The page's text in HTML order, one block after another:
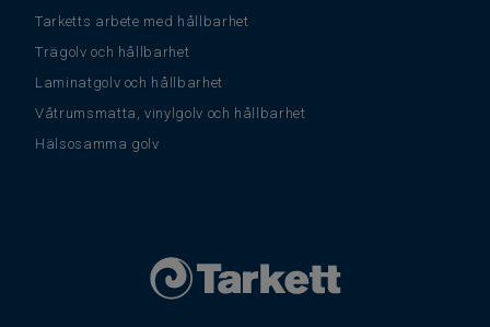
Tarketts arbete med hållbarhet
Trägolv och hållbarhet
Laminatgolv och hållbarhet
Våtrumsmatta, vinylgolv och hållbarhet
Hälsosamma golv